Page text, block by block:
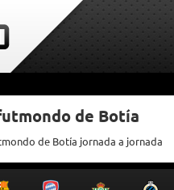
de Botía
de Botía jornada a jornada